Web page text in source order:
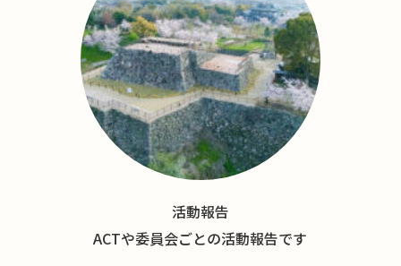
活動報告
ACTや委員会ごとの活動報告です